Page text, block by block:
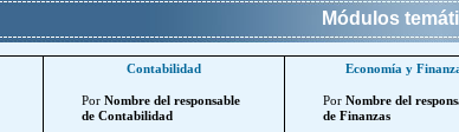
Módulos
Contabilidad
Por Nombre del responsable
de Contabilidad
Economía y
Por Nombre del
de Finanzas